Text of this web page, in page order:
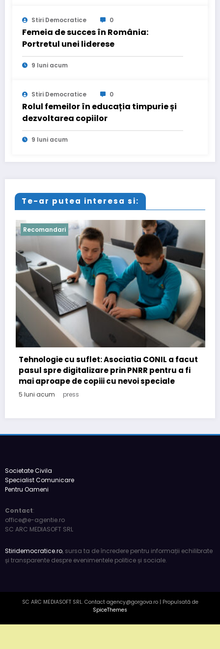
Stiri Democratice 0
Femeia de succes în România:
Portretul unei liderese
9 luni acum
Stiri Democratice 0
Rolul femeilor în educația timpurie și
dezvoltarea copiilor
9 luni acum
Te-ar putea interesa si:
a facut
a fi
Recomandari
Societate Civila
Specialist Comunicare